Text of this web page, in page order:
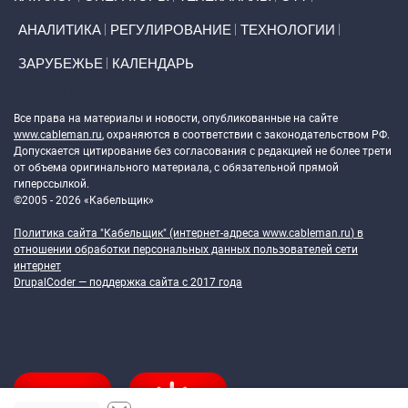
АНАЛИТИКА РЕГУЛИРОВАНИЕ ТЕХНОЛОГИИ
ЗАРУБЕЖЬЕ КАЛЕНДАРЬ
Все права на материалы и новости, опубликованные на сайте
www.cableman.ru, охраняются в соответствии с законодательством РФ.
Допускается цитирование без согласования с редакцией не более трети
от объема оригинального материала, с обязательной прямой
гиперссылкой.
©2005 - 2026 «Кабельщик»
Политика сайта "Кабельщик" (интернет-адреса www.cableman.ru) в
отношении обработки персональных данных пользователей сети
интернет
DrupalCoder — поддержка сайта c 2017 года